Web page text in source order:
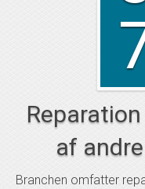
af
Branchen omfatter